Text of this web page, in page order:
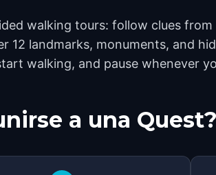
walking tours: follow clues
landmarks, monuments, and
walking, and pause whenever
a una